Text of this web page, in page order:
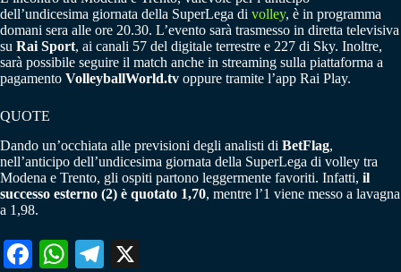
dell’undicesima giornata della SuperLega di volley, è in programma
domani sera alle ore 20.30. L’evento sarà trasmesso in diretta televisiva
su Rai Sport, ai canali 57 del digitale terrestre e 227 di Sky. Inoltre,
sarà possibile seguire il match anche in streaming sulla piattaforma a
pagamento VolleyballWorld.tv oppure tramite l’app Rai Play.
QUOTE
Dando un’occhiata alle previsioni degli analisti di BetFlag,
nell’anticipo dell’undicesima giornata della SuperLega di volley tra
Modena e Trento, gli ospiti partono leggermente favoriti. Infatti, il
successo esterno (2) è quotato 1,70, mentre l’1 viene messo a lavagna
a 1,98.
Fa W
Te